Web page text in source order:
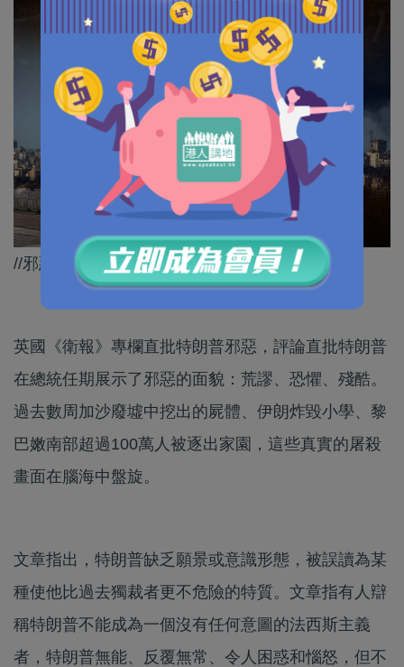
//邪惡獨裁者要為世界衝突﹑戰亂找數//
英國《衛報》專欄直批特朗普邪惡，評論直批特朗普
在總統任期展示了邪惡的面貌：荒謬、恐懼、殘酷。
過去數周加沙廢墟中挖出的屍體、伊朗炸毀小學、黎
巴嫩南部超過100萬人被逐出家園，這些真實的屠殺
畫面在腦海中盤旋。
文章指出，特朗普缺乏願景或意識形態，被誤讀為某
種使他比過去獨裁者更不危險的特質。文章指有人辯
稱特朗普不能成為一個沒有任何意圖的法西斯主義
者，特朗普無能、反覆無常、令人困惑和惱怒，但不